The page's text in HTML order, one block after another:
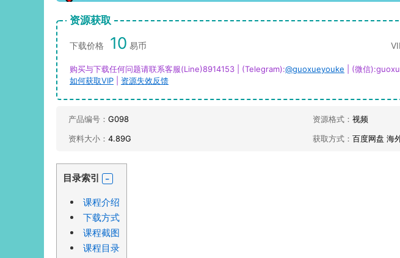
资源获取
下载价格 10 易币
购买与下载任何问题请联系客服(Line)8914153 | (Telegram):@guoxueyouke | (微信
如何获取VIP
资源失效反馈
产品编号： G098 资源格式： 视频
资料大小： 4.89G 获取方式： 百度网盘 海
目录索引
课程介绍
下载方式
课程截图
课程目录